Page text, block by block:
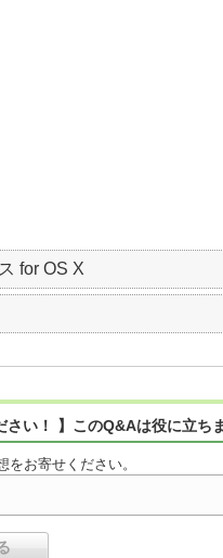
for OS X
さい！ 】このQ&Aは役に立ち
をお寄せください。